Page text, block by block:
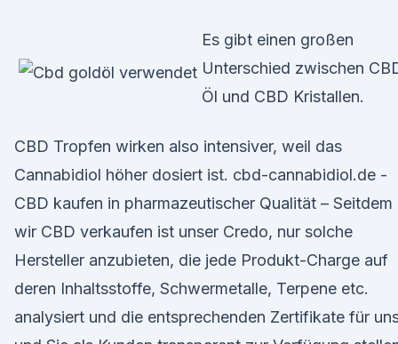
Es gibt einen großen
Unterschied zwischen
Öl und CBD Kristallen.
CBD Tropfen wirken also intensiver, weil das
Cannabidiol höher dosiert ist. cbd-cannabidiol.de -
CBD kaufen in pharmazeutischer Qualität – Seitdem
wir CBD verkaufen ist unser Credo, nur solche
Hersteller anzubieten, die jede Produkt-Charge auf
deren Inhaltsstoffe, Schwermetalle, Terpene etc.
analysiert und die entsprechenden Zertifikate für